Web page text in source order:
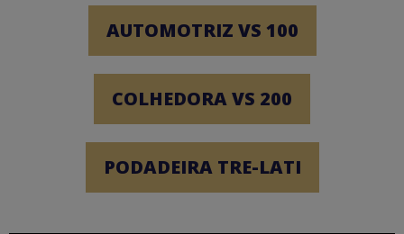
AUTOMOTRIZ VS 100
COLHEDORA VS 200
PODADEIRA TRE-LATI